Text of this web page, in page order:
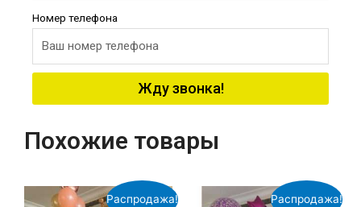
Номер телефона
Жду звонка!
Похожие товары
Распродажа! Распродажа!